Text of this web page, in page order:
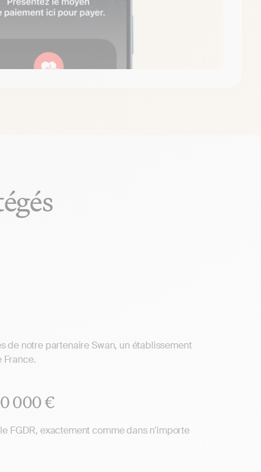
de notre partenaire Swan, un établissement
France.
000 €
FGDR, exactement comme dans n'importe